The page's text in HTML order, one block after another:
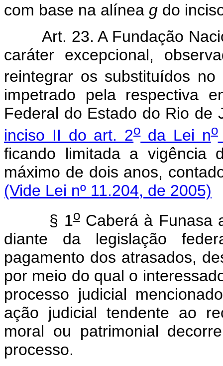
com base na alínea g do
Art. 23. A Fundação
caráter excepcional,
reintegrar os substituídos
impetrado pela respectiva
Federal do Estado do Rio de
inciso II do art. 2oda Lei no
ficando limitada a vigência
máximo de dois anos,
(Vide Lei nº 11.204, de 2005)
§ 1oCaberá à Funasa
diante da legislação
pagamento dos atrasados,
por meio do qual o
processo judicial
ação judicial tendente ao
moral ou patrimonial
processo.